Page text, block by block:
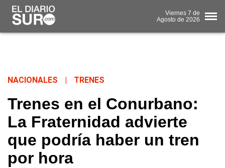
Viernes 7 de
Agosto de 2026
NACIONALES TRENES
Trenes en el Conurbano:
La Fraternidad advierte
que podría haber un tren
por hora